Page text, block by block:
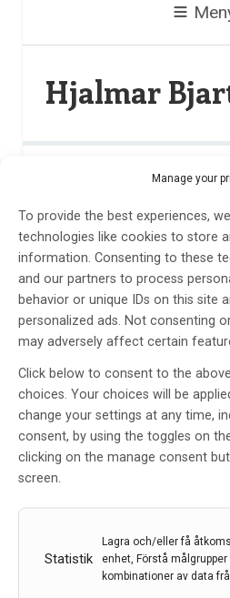
Manage your
To provide the best experiences,
technologies like cookies to store
information. Consenting to these
and our partners to process
behavior or unique IDs on this site
personalized ads. Not consenting
may adversely affect certain
Click below to consent to the
choices. Your choices will be
change your settings at any time,
consent, by using the toggles on
clicking on the manage consent
screen.
Statistik
Lagra och/eller få
enhet, Förstå
kombinationer av data
Hjalmar
Operationer i
AvSkånes universitetssjukhus
11 maj 2022
Etiketter: Hjalmar Bjartmarz
Skånes universitetssjukhus
Skånes universitetssjukhus har
när patienter ligger i en
tekniken betyder att
andra känsliga ingrepp nu kan
precision och därmed ökad
LÄS MER...
Skånes
i Norden med ny